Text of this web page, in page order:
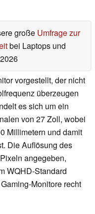
große Umfrage zur
bei Laptops und
vorgestellt, der nicht
überzeugen
es sich um ein
von 27 Zoll, wobei
Millimetern und damit
Die Auflösung des
angegeben,
WQHD-Standard
Monitore recht